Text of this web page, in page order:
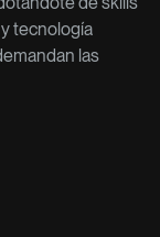
tecnología
las